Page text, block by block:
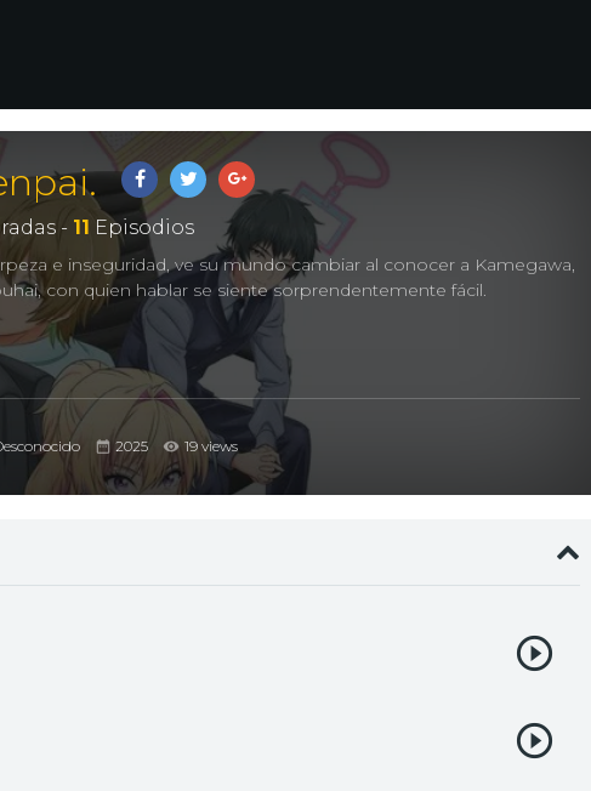
- 11 Episodios
e inseguridad, ve su mundo cambiar al conocer a Kamegawa,
con quien hablar se siente sorprendentemente fácil.
2025 19 views